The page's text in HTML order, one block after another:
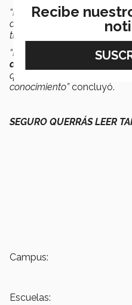
“Me motiva que la gente
arte hasta
programacióny
traiga bien al mundo y que
“Busco que las personas
accesible la información
que no les gusta y
conocimiento”concluyó.
SEGURO QUERRÁS LEER
Campus:
Escuelas:
Recibe